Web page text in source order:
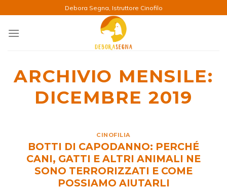
ai
contenuti
Debora Segna, Istruttore Cinofilo
ARCHIVIO MENSILE:
DICEMBRE 2019
CINOFILIA
BOTTI DI CAPODANNO: PERCHÉ
CANI, GATTI E ALTRI ANIMALI NE
SONO TERRORIZZATI E COME
POSSIAMO AIUTARLI